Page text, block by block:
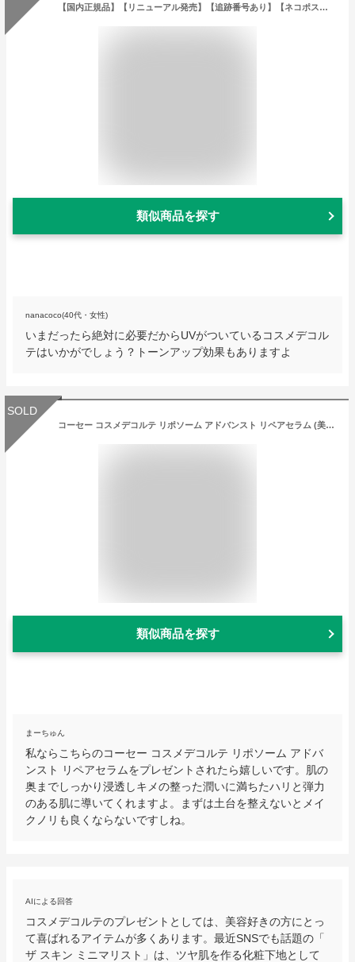
【国内正規品】【リニューアル発売】【追跡番号あり】【ネコポス（ポスト投函）】COSME DECORTE コスメデコルテ サンシェルター マルチ プロテクション トーンアップCC 35g SPF50+・PA++++ 全3色 日焼け止め乳液 化粧下地
類似商品を探す
nanacoco(40代・女性)
いまだったら絶対に必要だからUVがついているコスメデコル
テはいかがでしょう？トーンアップ効果もありますよ
SOLD
コーセー コスメデコルテ リポソーム アドバンスト リペアセラム (美容液) 100ml 【海外限定サイズ】【メール便は使えません】
類似商品を探す
まーちゅん
私ならこちらのコーセー コスメデコルテ リポソーム アドバ
ンスト リペアセラムをプレゼントされたら嬉しいです。肌の
奥までしっかり浸透しキメの整った潤いに満ちたハリと弾力
のある肌に導いてくれますよ。まずは土台を整えないとメイ
クノリも良くならないですしね。
AIによる回答
コスメデコルテのプレゼントとしては、美容好きの方にとっ
て喜ばれるアイテムが多くあります。最近SNSでも話題の「
ザ スキン ミニマリスト」は、ツヤ肌を作る化粧下地として